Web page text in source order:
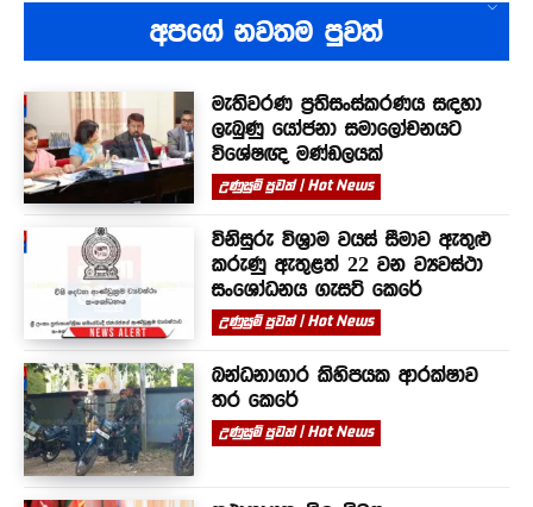
අපගේ නවතම පුවත්
මැතිවරණ ප්‍රතිසංස්කරණය සඳහා
ලැබුණු යෝජනා සමාලෝචනයට
විශේෂඥ මණ්ඩලයක්
උණුසුම් පුවත් | Hot News
විනිසුරු විශ්‍රාම වයස් සීමාව ඇතුළු
කරුණු ඇතුළත් 22 වන ව්‍යවස්ථා
සංශෝධනය ගැසට් කෙරේ
උණුසුම් පුවත් | Hot News
බන්ධනාගාර කිහිපයක ආරක්ෂාව
තර කෙරේ
උණුසුම් පුවත් | Hot News